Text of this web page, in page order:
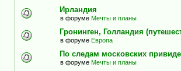
Ирландия
в форуме Мечты и планы
Гронинген, Голландия
в форуме Европа
По следам московских
в форуме Мечты и планы